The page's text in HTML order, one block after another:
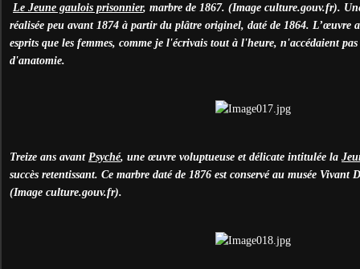
Le Jeune gaulois prisonnier, marbre de 1867. (Image culture.gouv.fr).
réalisée peu avant 1874 à partir du plâtre originel, daté de 1864. L’œuvre
esprits que les femmes, comme je l'écrivais tout à l'heure, n'accédaient
d'anatomie.
Treize ans avant Psyché, une œuvre voluptueuse et délicate intitulée la
succès retentissant. Ce marbre daté de 1876 est conservé au musée Vivant
(Image culture.gouv.fr).